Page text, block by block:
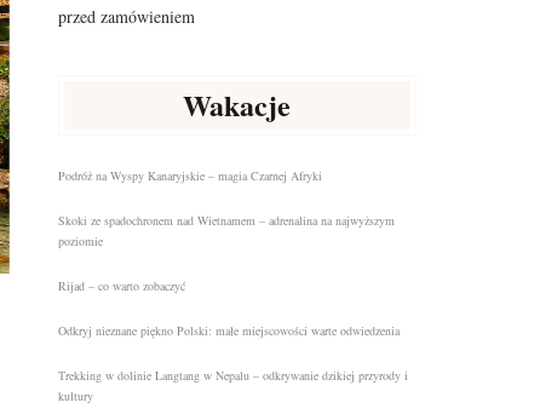
przed zamówieniem
Wakacje
Podróż na Wyspy Kanaryjskie – magia Czarnej Afryki
Skoki ze spadochronem nad Wietnamem – adrenalina na najwyższym
poziomie
Rijad – co warto zobaczyć
Odkryj nieznane piękno Polski: małe miejscowości warte odwiedzenia
Trekking w dolinie Langtang w Nepalu – odkrywanie dzikiej przyrody i
kultury